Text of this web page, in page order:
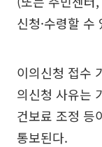
신청·수령할 수
이의신청 접수
의신청 사유는
건보료 조정 등
통보된다.